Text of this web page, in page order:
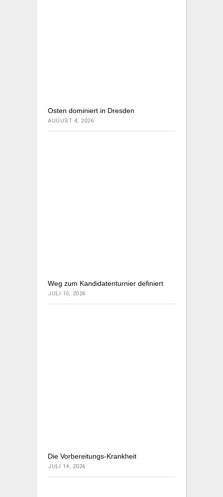
Osten dominiert in Dresden
AUGUST 4, 2026
Weg zum Kandidatenturnier definiert
JULI 15, 2026
Die Vorbereitungs-Krankheit
JULI 14, 2026